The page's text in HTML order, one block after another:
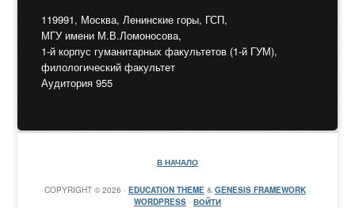
119991, Москва, Ленинские горы, ГСП,
МГУ имени М.В.Ломоносова,
1-й корпус гуманитарных факультетов (1-й ГУМ),
филологический факультет
Аудитория 955
В НАЧАЛО
COPYRIGHT © 2026 · EDUCATION THEME & GENESIS FRAMEWORK ·
WORDPRESS · ВОЙТИ